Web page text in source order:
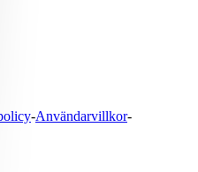
-Användarvillkor-